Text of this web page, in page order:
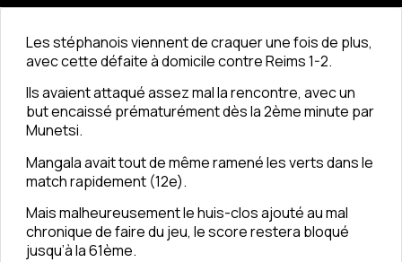
Les stéphanois viennent de craquer une fois de plus,
avec cette défaite à domicile contre Reims 1-2.
Ils avaient attaqué assez mal la rencontre, avec un
but encaissé prématurément dès la 2ème minute par
Munetsi.
Mangala avait tout de même ramené les verts dans le
match rapidement (12e).
Mais malheureusement le huis-clos ajouté au mal
chronique de faire du jeu, le score restera bloqué
jusqu’à la 61ème.